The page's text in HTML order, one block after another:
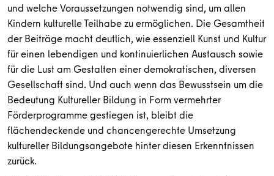
und welche Voraussetzungen notwendig sind, um allen
Kindern kulturelle Teilhabe zu ermöglichen. Die Gesamtheit
der Beiträge macht deutlich, wie essenziell Kunst und Kultur
für einen lebendigen und kontinuierlichen Austausch sowie
für die Lust am Gestalten einer demokratischen, diversen
Gesellschaft sind. Und auch wenn das Bewusstsein um die
Bedeutung Kultureller Bildung in Form vermehrter
Förderprogramme gestiegen ist, bleibt die
flächendeckende und chancengerechte Umsetzung
kultureller Bildungsangebote hinter diesen Erkenntnissen
zurück.